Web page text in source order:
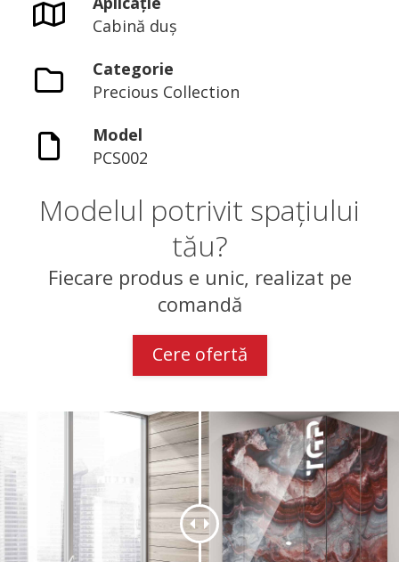
Cabină duș
Categorie
Precious Collection
Model
PCS002
Modelul potrivit spațiului
tău?
Fiecare produs e unic, realizat pe
comandă
Cere ofertă